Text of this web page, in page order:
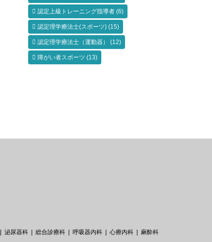
認定上級トレーニング指導者 (6)
認定理学療法士(スポーツ) (15)
認定理学療法士（運動器） (12)
障がい者スポーツ (13)
泌尿器科 総合診療科 呼吸器内科 心療内科
麻酔科